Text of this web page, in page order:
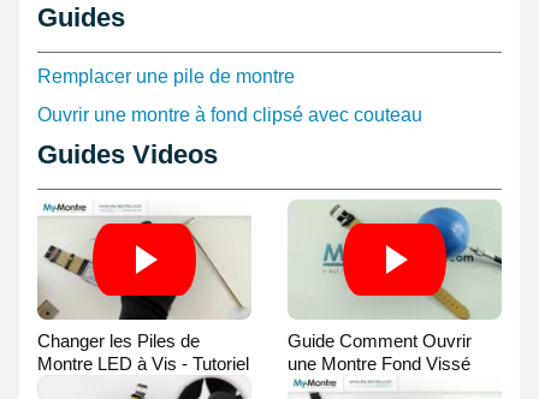
Guides
Remplacer une pile de montre
Ouvrir une montre à fond clipsé avec couteau
Guides Videos
Changer les Piles de
Montre LED à Vis - Tutoriel
Vidéo
Guide Comment Ouvrir
une Montre Fond Vissé
avec une Balle